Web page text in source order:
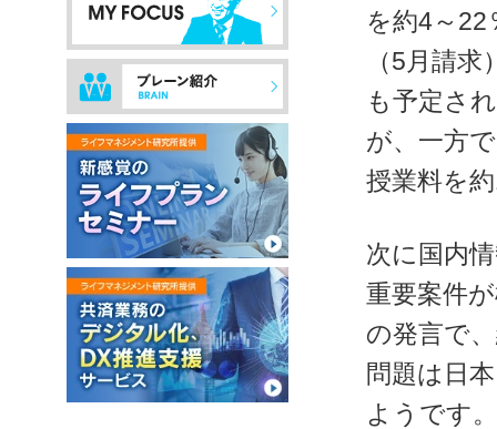
を約4～22
（5月請
も予定さ
が、一方
授業料を
次に国内
重要案件
の発言で
問題は日
ようです